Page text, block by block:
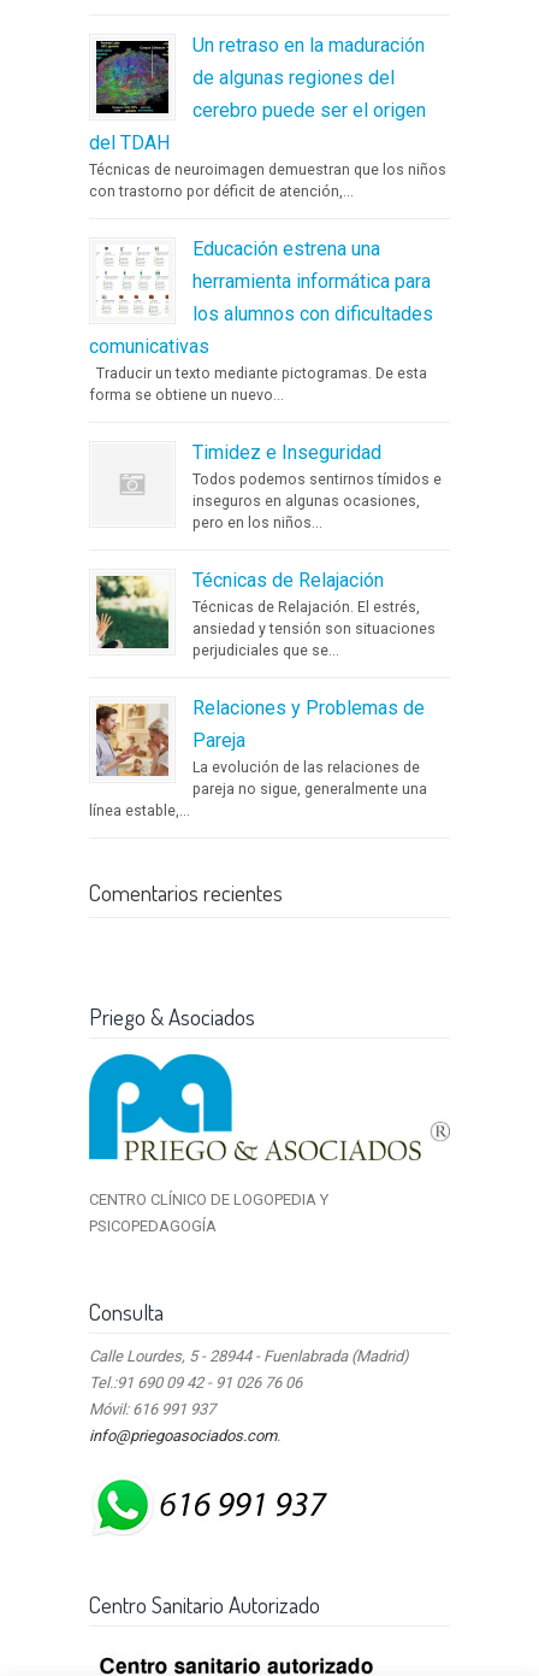
Un retraso en la maduración
de algunas regiones del
cerebro puede ser el origen
del TDAH
Técnicas de neuroimagen demuestran que los niños
con trastorno por déficit de atención,...
Educación estrena una
herramienta informática para
los alumnos con dificultades
comunicativas
Traducir un texto mediante pictogramas. De esta
forma se obtiene un nuevo...
Timidez e Inseguridad
Todos podemos sentirnos tímidos e
inseguros en algunas ocasiones,
pero en los niños...
Técnicas de Relajación
Técnicas de Relajación. El estrés,
ansiedad y tensión son situaciones
perjudiciales que se...
Relaciones y Problemas de
Pareja
La evolución de las relaciones de
pareja no sigue, generalmente una
línea estable,...
Comentarios recientes
Priego & Asociados
CENTRO CLÍNICO DE LOGOPEDIA Y
PSICOPEDAGOGÍA
Consulta
Calle Lourdes, 5 - 28944 - Fuenlabrada (Madrid)
Tel.:91 690 09 42 - 91 026 76 06
Móvil: 616 991 937
info@priegoasociados.com.
Centro Sanitario Autorizado